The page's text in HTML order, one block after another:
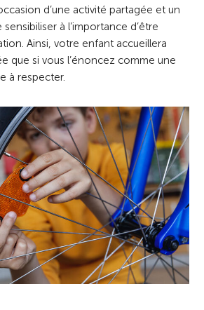
d’une activité partagée et un
à l’importance d’être
Ainsi, votre enfant accueillera
que si vous l’énoncez comme une
à respecter.